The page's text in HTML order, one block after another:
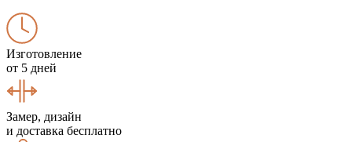
Изготовление
от 5 дней
Замер, дизайн
и доставка бесплатно